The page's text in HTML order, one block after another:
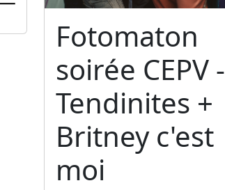
Fotomaton
soirée CEPV -
Tendinites +
Britney c'est
moi